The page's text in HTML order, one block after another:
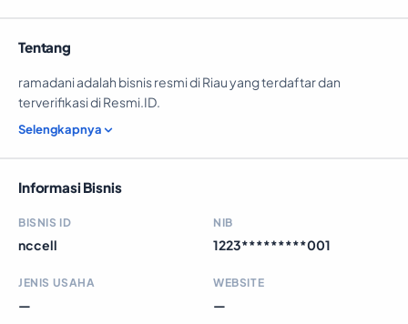
Tentang
ramadani adalah bisnis resmi di Riau yang terdaftar dan
terverifikasi di Resmi.ID.
Selengkapnya
Informasi Bisnis
BISNIS ID
nccell
NIB
1223*********001
JENIS USAHA
—
WEBSITE
—